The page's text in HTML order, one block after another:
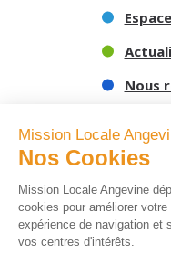
Nous
Mission Locale
Nos Cookies
Mission Locale Angevine
cookies pour améliorer votre
expérience de navigation et
vos centres d'intérêts.